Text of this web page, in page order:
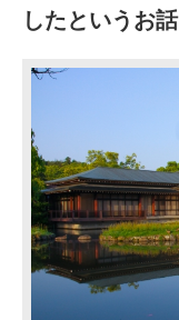
したというお話